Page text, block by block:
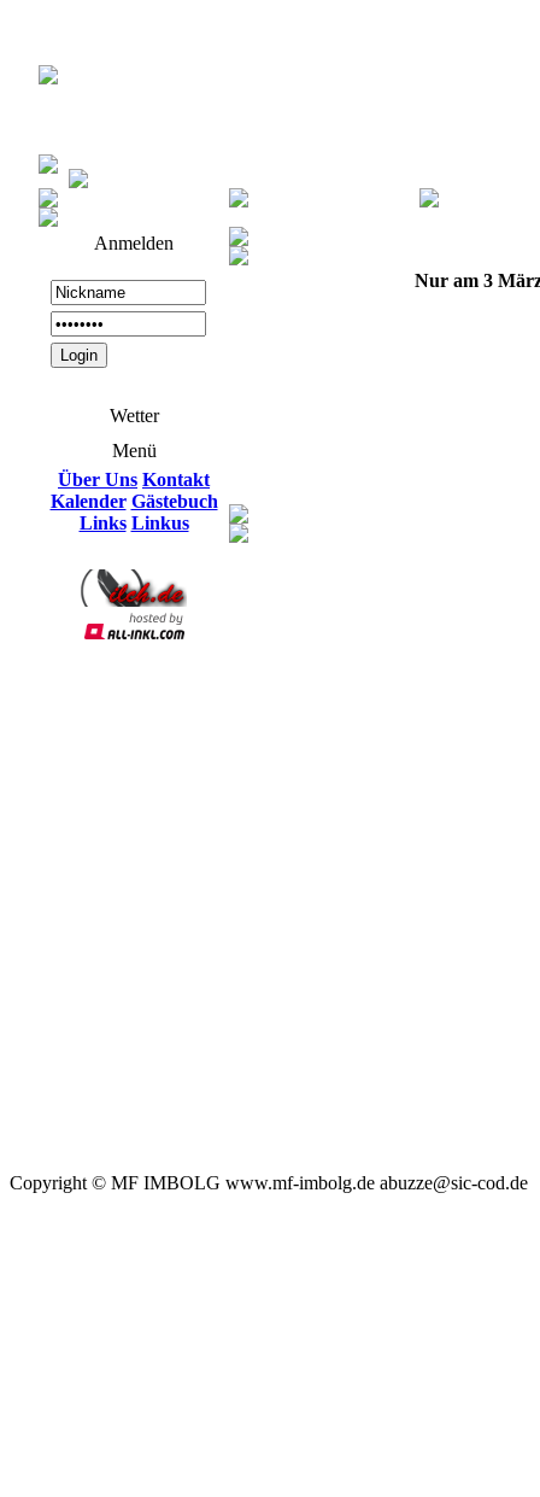
Anmelden
Wetter
Menü
Über Uns Kontakt
Kalender Gästebuch
Links Linkus
Nur am 3
Copyright © MF IMBOLG www.mf-imbolg.de abuzze@sic-cod.de